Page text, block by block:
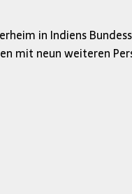
in Indiens
mit neun weiteren